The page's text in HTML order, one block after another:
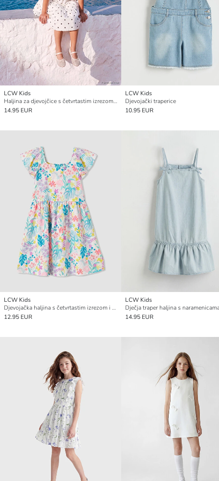
LCW Kids
Haljina za djevojčice s četvrtastim izrezom, mašnom i točkastim uzorkom
14.95 EUR
LCW Kids
Djevojački traperice
10.95 EUR
LCW Kids
Djevojačka haljina s četvrtastim izrezom i cvjetnim uzorkom
12.95 EUR
LCW Kids
14.95 EUR